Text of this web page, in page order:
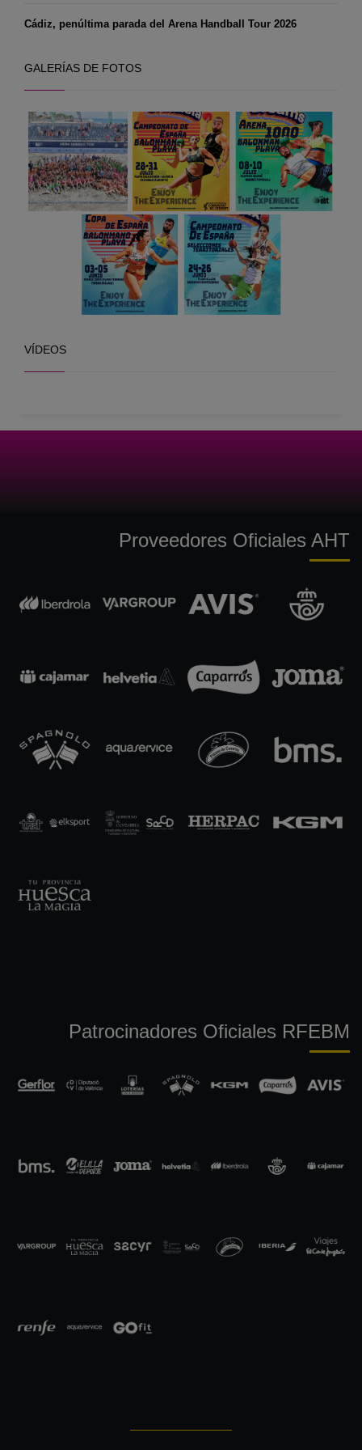
Cádiz, penúltima parada del Arena Handball Tour 2026
GALERÍAS DE FOTOS
VÍDEOS
Proveedores Oficiales AHT
Patrocinadores Oficiales RFEBM